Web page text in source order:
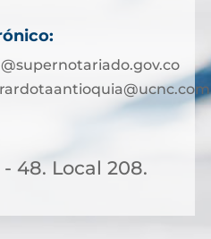
- 48. Local 208.